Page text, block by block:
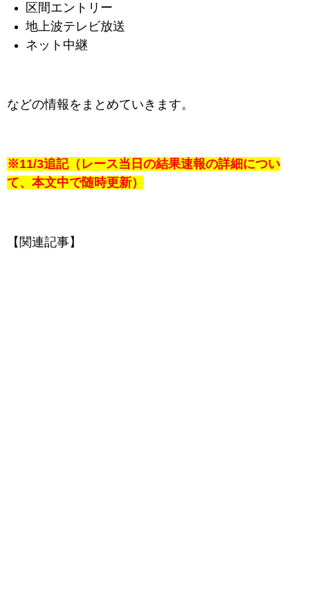
区間エントリー
地上波テレビ放送
ネット中継
などの情報をまとめていきます。
※11/3追記（レース当日の結果速報の詳細につい
て、本文中で随時更新）
【関連記事】